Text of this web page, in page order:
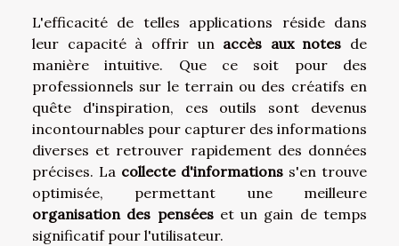
L'efficacité de telles applications réside dans
leur capacité à offrir un accès aux notes de
manière intuitive. Que ce soit pour des
professionnels sur le terrain ou des créatifs en
quête d'inspiration, ces outils sont devenus
incontournables pour capturer des informations
diverses et retrouver rapidement des données
précises. La collecte d'informations s'en trouve
optimisée, permettant une meilleure
organisation des penséeset un gain de temps
significatif pour l'utilisateur.